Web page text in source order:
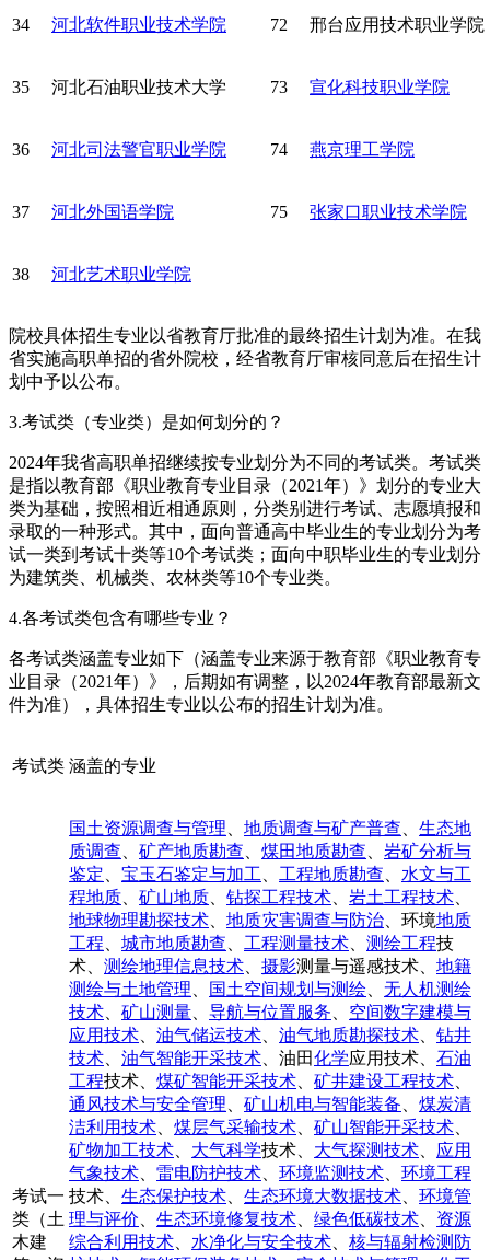
34 河北软件职业技术学院 72 邢台应用技术职业学院
35 河北石油职业技术大学 73 宣化科技职业学院
36 河北司法警官职业学院 74 燕京理工学院
37 河北外国语学院 75 张家口职业技术学院
38 河北艺术职业学院
院校具体招生专业以省教育厅批准的最终招生计划为准。在我
省实施高职单招的省外院校，经省教育厅审核同意后在招生计
划中予以公布。
3.考试类（专业类）是如何划分的？
2024年我省高职单招继续按专业划分为不同的考试类。考试类
是指以教育部《职业教育专业目录（2021年）》划分的专业大
类为基础，按照相近相通原则，分类别进行考试、志愿填报和
录取的一种形式。其中，面向普通高中毕业生的专业划分为考
试一类到考试十类等10个考试类；面向中职毕业生的专业划分
为建筑类、机械类、农林类等10个专业类。
4.各考试类包含有哪些专业？
各考试类涵盖专业如下（涵盖专业来源于教育部《职业教育专
业目录（2021年）》，后期如有调整，以2024年教育部最新文
件为准），具体招生专业以公布的招生计划为准。
考试类 涵盖的专业
考试一
类（土
木建
国土资源调查与管理 地质调查与矿产普查
生态地
质调查
矿产地质勘查 煤田地质勘查
岩矿分析与
鉴定
宝玉石鉴定与加工 工程地质勘查
水文与工
程地质
矿山地质 钻探工程技术 岩土工程技术
地球物理勘探技术
地质灾害调查与防治 、环境地质
工程
城市地质勘查 工程测量技术 测绘工程技
术、 测绘地理信息技术 摄影测量与遥感技术、 地籍
测绘与土地管理
国土空间规划与测绘
无人机测绘
技术
矿山测量 导航与位置服务
空间数字建模与
应用技术
油气储运技术 油气地质勘探技术
钻井
技术
油气智能开采技术 、油田化学应用技术、 石油
工程技术、 煤矿智能开采技术 矿井建设工程技术
通风技术与安全管理
矿山机电与智能装备
煤炭清
洁利用技术
煤层气采输技术 矿山智能开采技术
矿物加工技术
大气科学技术、 大气探测技术
应用
气象技术
雷电防护技术 环境监测技术
环境工程
技术、 生态保护技术 生态环境大数据技术
环境管
理与评价
生态环境修复技术 绿色低碳技术
资源
综合利用技术
水净化与安全技术
核与辐射检测防